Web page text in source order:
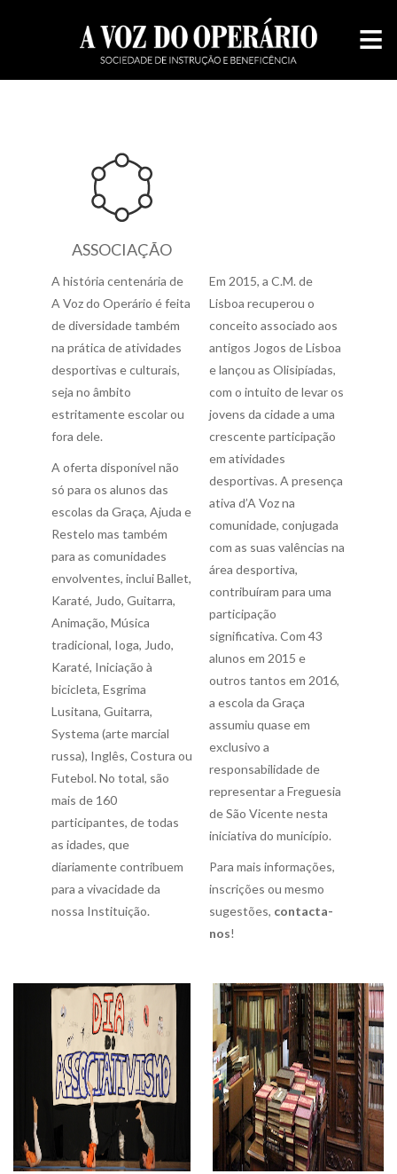
≡
ASSOCIAÇÃO
A história centenária de
A Voz do Operário é feita
de diversidade também
na prática de atividades
desportivas e culturais,
seja no âmbito
estritamente escolar ou
fora dele.
A oferta disponível não
só para os alunos das
escolas da Graça, Ajuda e
Restelo mas também
para as comunidades
envolventes, inclui Ballet,
Karaté, Judo, Guitarra,
Animação, Música
tradicional, Ioga, Judo,
Karaté, Iniciação à
bicicleta, Esgrima
Lusitana, Guitarra,
Systema (arte marcial
russa), Inglês, Costura ou
Futebol. No total, são
mais de 160
participantes, de todas
as idades, que
diariamente contribuem
para a vivacidade da
nossa Instituição.
Em 2015, a C.M. de
Lisboa recuperou o
conceito associado aos
antigos Jogos de Lisboa
e lançou as Olisipíadas,
com o intuito de levar os
jovens da cidade a uma
crescente participação
em atividades
desportivas. A presença
ativa d’A Voz na
comunidade, conjugada
com as suas valências na
área desportiva,
contribuíram para uma
participação
significativa. Com 43
alunos em 2015 e
outros tantos em 2016,
a escola da Graça
assumiu quase em
exclusivo a
responsabilidade de
representar a Freguesia
de São Vicente nesta
iniciativa do município.
Para mais informações,
inscrições ou mesmo
sugestões, contacta-
nos!